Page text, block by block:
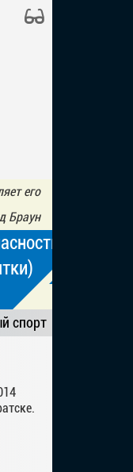
его
Браун
спорт